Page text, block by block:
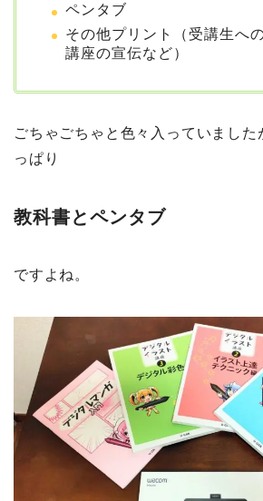
ペンタブ
その他プリント（受講生へ
講座の宣伝など）
ごちゃごちゃと色々入っていました
っぱり
教科書とペンタブ
ですよね。